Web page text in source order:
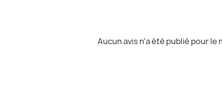
Aucun avis n'a été publié pour le